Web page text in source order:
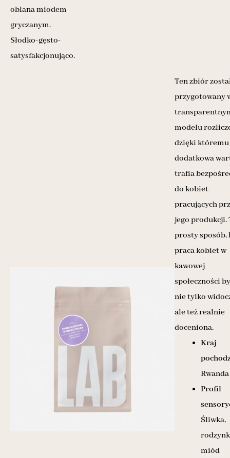
oblana miodem
gryczanym.
Słodko-gęsto-
satysfakcjonująco.
Ten zbiór
przygotowany
modelu
dzięki któremu
dodatkowa
trafia
do kobiet
pracujących
jego produkcji.
prosty sposób,
praca kobiet w
kawowej
społeczności
nie tylko
ale też realnie
doceniona.
Kraj
Rwanda
Profil
Śliwka,
miód